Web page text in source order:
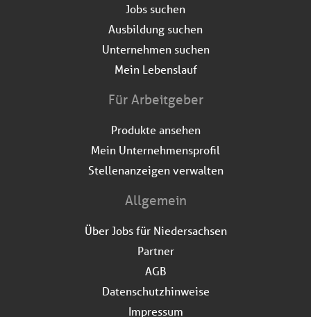
Jobs suchen
Ausbildung suchen
Unternehmen suchen
Mein Lebenslauf
Für Arbeitgeber
Produkte ansehen
Mein Unternehmensprofil
Stellenanzeigen verwalten
Allgemein
Über Jobs für Niedersachsen
Partner
AGB
Datenschutzhinweise
Impressum